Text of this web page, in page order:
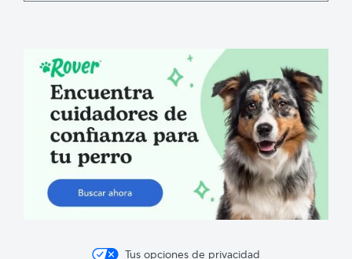
Rover
Tus opciones de privacidad